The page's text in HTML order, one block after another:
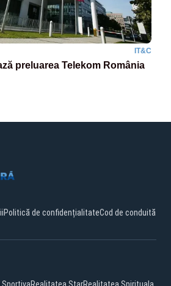
IT&C
preluarea Telekom România
Politică de confidențialitateCod de conduită